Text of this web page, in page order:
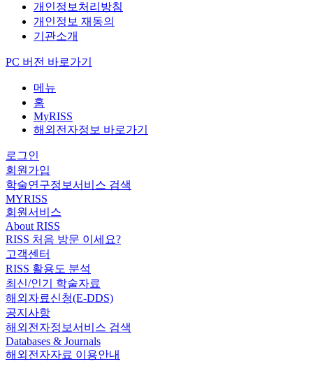
개인정보처리방침
개인정보 재동의
기관소개
PC 버전 바로가기
메뉴
홈
MyRISS
해외전자정보 바로가기
로그인
회원가입
학술연구정보서비스 검색
MYRISS
회원서비스
About RISS
RISS 처음 방문 이세요?
고객센터
RISS 활용도 분석
최신/인기 학술자료
해외자료신청(E-DDS)
공지사항
해외전자정보서비스 검색
Databases & Journals
해외전자자료 이용안내